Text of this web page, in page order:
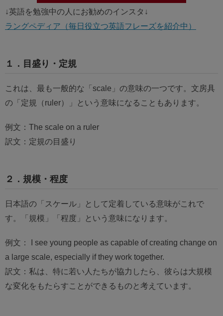
↓英語を勉強中の人にお勧めのインスタ↓
ラングペディア（毎日役立つ英語フレーズを紹介中）
１．目盛り・定規
これは、最も一般的な「scale」の意味の一つです。文房具
の「定規（ruler）」という意味になることもあります。
例文：The scale on a ruler
訳文：定規の目盛り
２．規模・程度
日本語の「スケール」として定着している意味がこれで
す。「規模」「程度」という意味になります。
例文： I see young people as capable of creating change on
a large scale, especially if they work together.
訳文：私は、特に若い人たちが協力したら、彼らは大規模
な変化をもたらすことができるものと考えています。